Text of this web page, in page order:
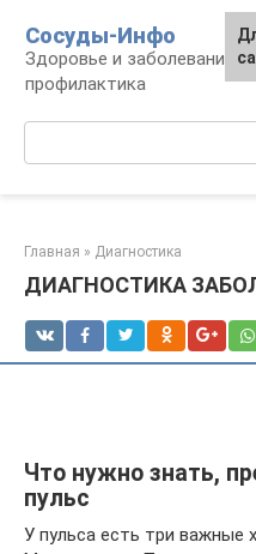
контенту
Сосуды-Инфо
Здоровье и заболевания
профилактика
Главная » Диагностика
ДИАГНОСТИКА
Что нужно знать,
пульс
У пульса есть три важные